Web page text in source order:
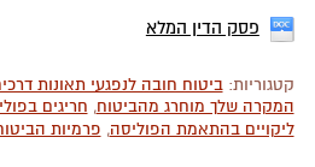
פסק הדין המלא
קטגוריות:ביטוח חובה לנפגעי תאונות
המקרה שלך מוחרג מהביטוח, חריגים
ליקויים בהתאמת הפוליסה, פרמיות